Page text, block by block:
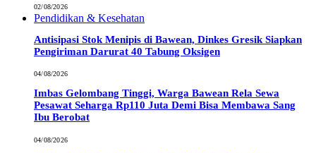
02/08/2026
Pendidikan & Kesehatan
Antisipasi Stok Menipis di Bawean, Dinkes Gresik Siapkan
Pengiriman Darurat 40 Tabung Oksigen
04/08/2026
Imbas Gelombang Tinggi, Warga Bawean Rela Sewa
Pesawat Seharga Rp110 Juta Demi Bisa Membawa Sang
Ibu Berobat
04/08/2026